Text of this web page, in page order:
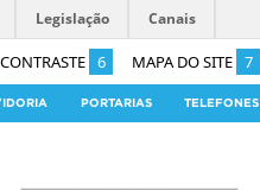
CONTRASTE 6 MAPA DO SITE 7
Legislação Canais
PORTARIAS TELEFONES